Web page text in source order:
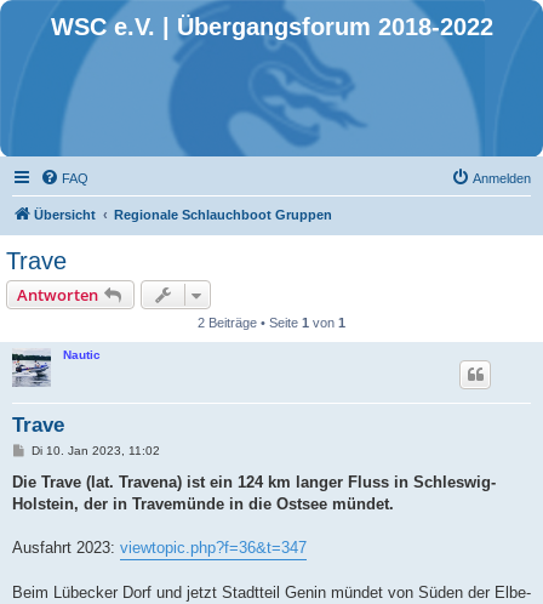
WSC e.V. | Übergangsforum 2018-2022
FAQ Anmelden
Übersicht Regionale Schlauchboot Gruppen
Trave
Antworten
2 Beiträge • Seite 1 von 1
Nautic
Trave
B
i
r
Di 10. Jan 2023, 11:02
Die Trave (lat. Travena) ist ein 124 km langer Fluss in Schleswig-
Holstein, der in Travemünde in die Ostsee mündet.
Ausfahrt 2023: viewtopic.php?f=36&t=347
Beim Lübecker Dorf und jetzt Stadtteil Genin mündet von Süden der Elbe-